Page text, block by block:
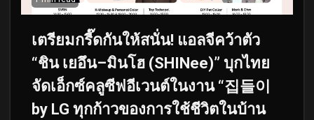
เตรียมกรี๊ดกันให้สนั่น! แอลจีคว้าตัว
“ชิน เยอึน–มินโฮ (SHINee)” บุกไทย
จัดเอ็กซ์คลูซีฟอีเวนต์ในงาน “집들이
by LG ทุกก้าวของการใช้ชีวิตในบ้าน